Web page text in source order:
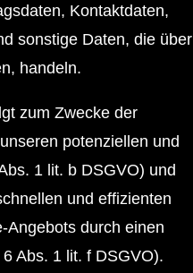
Kontaktdaten,
sonstige Daten, die über
handeln.
zum Zwecke der
potenziellen und
1 lit. b DSGVO) und
und effizienten
Angebots durch einen
Abs. 1 lit. f DSGVO).